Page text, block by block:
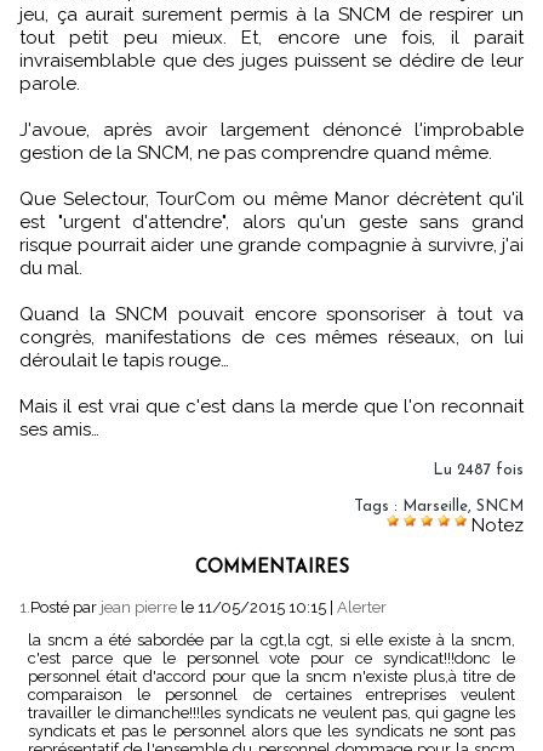
jeu, ça aurait surement permis à la SNCM de respirer un
tout petit peu mieux. Et, encore une fois, il parait
invraisemblable que des juges puissent se dédire de leur
parole.
J'avoue, après avoir largement dénoncé l'improbable
gestion de la SNCM, ne pas comprendre quand même.
Que Selectour, TourCom ou même Manor décrètent qu'il
est "urgent d'attendre", alors qu'un geste sans grand
risque pourrait aider une grande compagnie à survivre, j'ai
du mal.
Quand la SNCM pouvait encore sponsoriser à tout va
congrès, manifestations de ces mêmes réseaux, on lui
déroulait le tapis rouge…
Mais il est vrai que c'est dans la merde que l'on reconnait
ses amis…
Lu 2487 fois
Tags : Marseille, SNCM
Notez
COMMENTAIRES
1.Posté par jean pierre le 11/05/2015 10:15 Alerter
la sncm a été sabordée par la cgt,la cgt, si elle existe à la sncm,
c'est parce que le personnel vote pour ce syndicat!!!donc le
personnel était d'accord pour que la sncm n'existe plus,à titre de
comparaison le personnel de certaines entreprises veulent
travailler le dimanche!!!les syndicats ne veulent pas, qui gagne les
syndicats et pas le personnel alors que les syndicats ne sont pas